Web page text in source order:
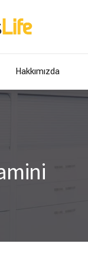
Hakkımızda